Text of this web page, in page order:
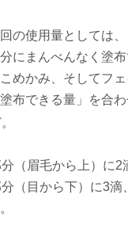
の使用量としては、
にまんべんなく塗
めかみ、そしてフ
布できる量」を合わ
（眉毛から上）に2
（目から下）に3滴、